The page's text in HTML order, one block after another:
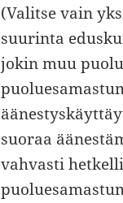
(Valitse vain
suurinta
jokin muu
suoraa
vahvasti